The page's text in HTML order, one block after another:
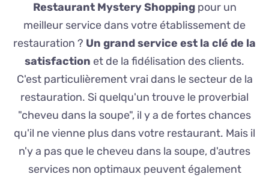
Restaurant Mystery Shoppingpour un
meilleur service dans votre établissement de
restauration ? Un grand service est la clé de la
satisfaction et de la fidélisation des clients.
C'est particulièrement vrai dans le secteur de la
restauration. Si quelqu'un trouve le proverbial
"cheveu dans la soupe", il y a de fortes chances
qu'il ne vienne plus dans votre restaurant. Mais il
n'y a pas que le cheveu dans la soupe, d'autres
services non optimaux peuvent également